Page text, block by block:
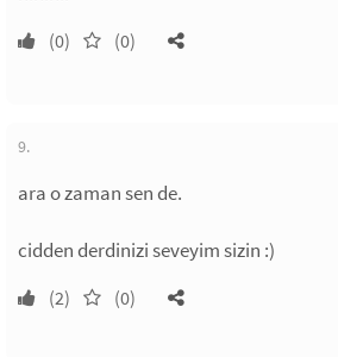
(0) (0)
9.
ara o zaman sen de.
cidden derdinizi seveyim sizin :)
(2) (0)